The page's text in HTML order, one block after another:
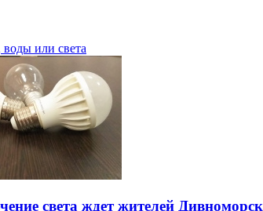
воды или света
света ждет жителей